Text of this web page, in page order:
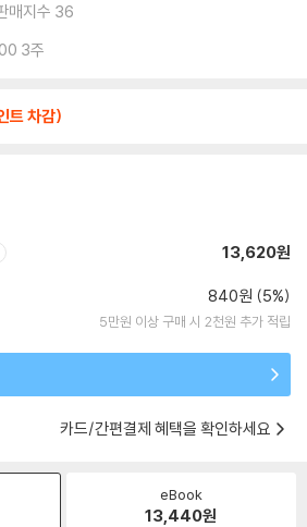
매지수 36
3주
트 차감)
13,620원
840원 (5%)
5만원 이상 구매 시 2천원 추가 적립
카드/간편결제 혜택을 확인하세요
eBook
13,440원